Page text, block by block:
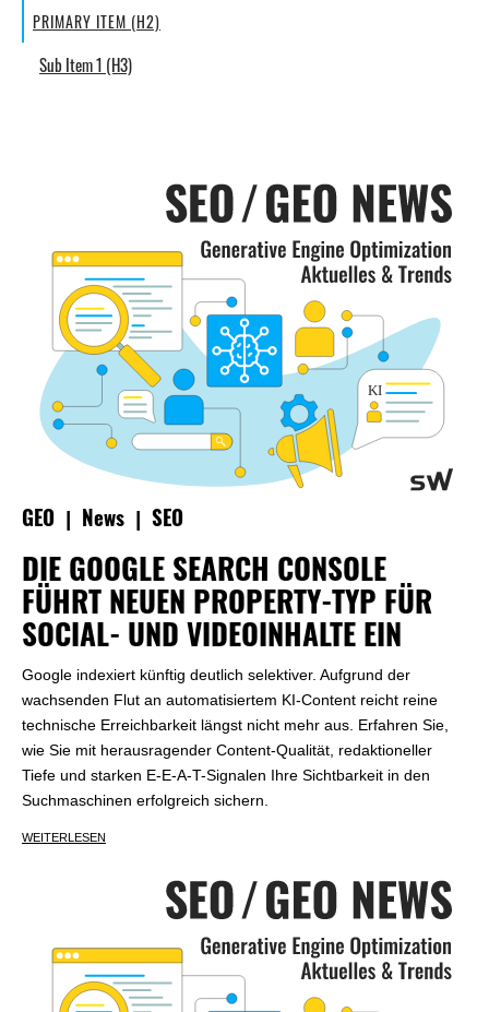
PRIMARY ITEM (H2)
Sub Item 1 (H3)
GEO | News | SEO
DIE GOOGLE SEARCH CONSOLE
FÜHRT NEUEN PROPERTY-TYP FÜR
SOCIAL- UND VIDEOINHALTE EIN
Google indexiert künftig deutlich selektiver. Aufgrund der
wachsenden Flut an automatisiertem KI-Content reicht reine
technische Erreichbarkeit längst nicht mehr aus. Erfahren Sie,
wie Sie mit herausragender Content-Qualität, redaktioneller
Tiefe und starken E-E-A-T-Signalen Ihre Sichtbarkeit in den
Suchmaschinen erfolgreich sichern.
WEITERLESEN